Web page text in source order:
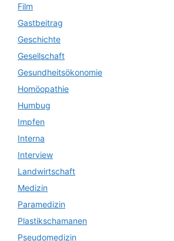
Film
Gastbeitrag
Geschichte
Gesellschaft
Gesundheitsökonomie
Homöopathie
Humbug
Impfen
Interna
Interview
Landwirtschaft
Medizin
Paramedizin
Plastikschamanen
Pseudomedizin